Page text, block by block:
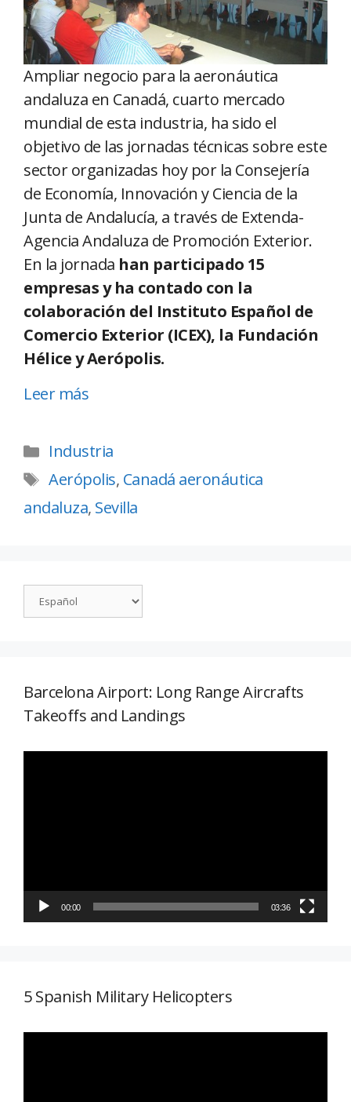
Ampliar negocio para la aeronáutica
andaluza en Canadá, cuarto mercado
mundial de esta industria, ha sido el
objetivo de las jornadas técnicas sobre este
sector organizadas hoy por la Consejería
de Economía, Innovación y Ciencia de la
Junta de Andalucía, a través de Extenda-
Agencia Andaluza de Promoción Exterior.
En la jornada han participado 15
empresas y ha contado con la
colaboración del Instituto Español de
Comercio Exterior (ICEX), la Fundación
Hélice y Aerópolis.
Leer más
Industria
Aerópolis, Canadá aeronáutica
andaluza, Sevilla
Barcelona Airport: Long Range Aircrafts
Takeoffs and Landings
00:00 03:36
5 Spanish Military Helicopters